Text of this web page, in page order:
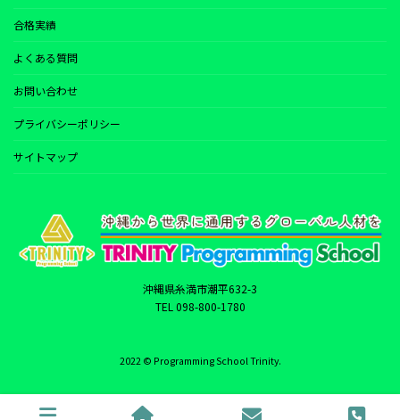
合格実績
よくある質問
お問い合わせ
プライバシーポリシー
サイトマップ
沖縄県糸満市潮平632-3
TEL 098-800-1780
2022 © Programming School Trinity.